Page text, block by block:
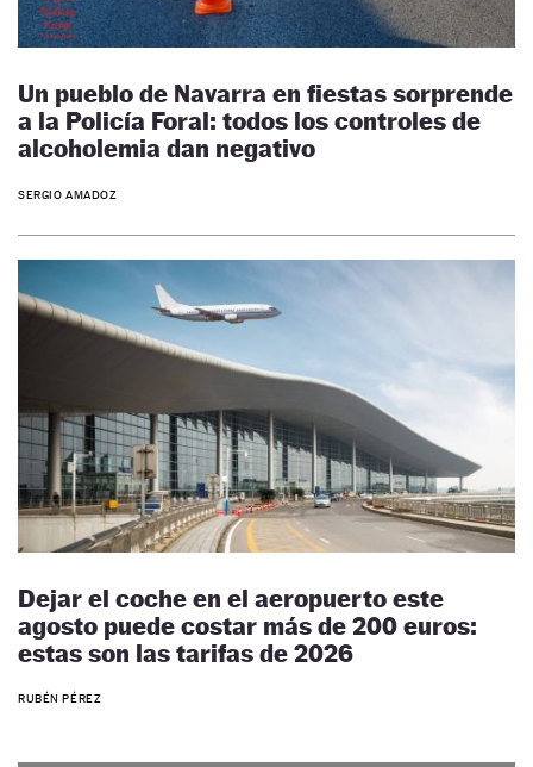
Un pueblo de Navarra en fiestas sorprende
a la Policía Foral: todos los controles de
alcoholemia dan negativo
SERGIO AMADOZ
Dejar el coche en el aeropuerto este
agosto puede costar más de 200 euros:
estas son las tarifas de 2026
RUBÉN PÉREZ